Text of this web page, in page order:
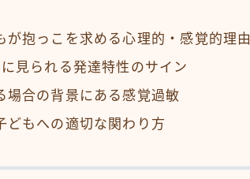
が抱っこを求める心理的・感覚的理由
見られる発達特性のサイン
場合の背景にある感覚過敏
どもへの適切な関わり方